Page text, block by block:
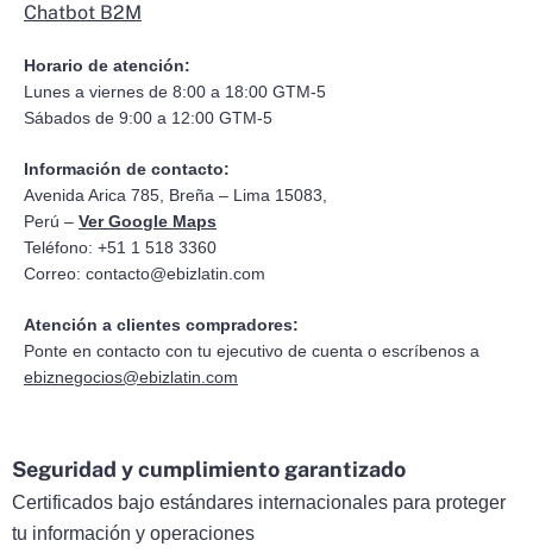
Chatbot B2M
Horario de atención:
Lunes a viernes de 8:00 a 18:00 GTM-5
Sábados de 9:00 a 12:00 GTM-5
Información de contacto:
Avenida Arica 785, Breña – Lima 15083,
Perú – Ver Google Maps
Teléfono: +51 1 518 3360
Correo: contacto@ebizlatin.com
Atención a clientes compradores:
Ponte en contacto con tu ejecutivo de cuenta o escríbenos a
ebiznegocios@ebizlatin.com
Seguridad y cumplimiento garantizado
Certificados bajo estándares internacionales para proteger
tu información y operaciones